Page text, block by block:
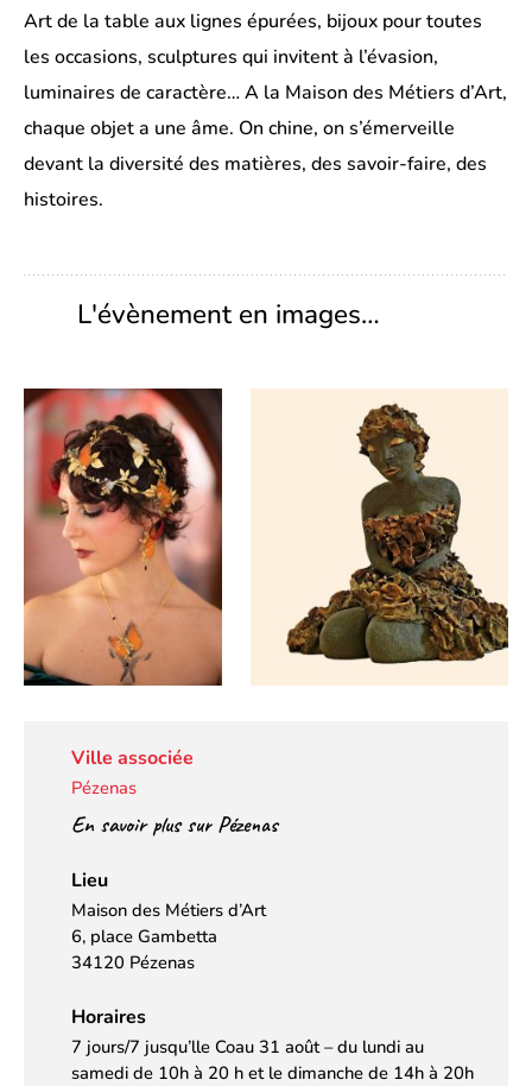
Art de la table aux lignes épurées, bijoux pour toutes
les occasions, sculptures qui invitent à l’évasion,
luminaires de caractère… A la Maison des Métiers d’Art,
chaque objet a une âme. On chine, on s’émerveille
devant la diversité des matières, des savoir-faire, des
histoires.
L'évènement en images…
Ville associée
Pézenas
En savoir plus sur Pézenas
Lieu
Maison des Métiers d’Art
6, place Gambetta
34120 Pézenas
Horaires
7 jours/7 jusqu’lle Coau 31 août – du lundi au
samedi de 10h à 20 h et le dimanche de 14h à 20h